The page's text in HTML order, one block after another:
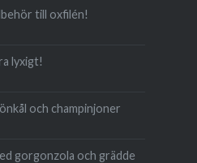
till oxfilén!
lyxigt!
och champinjoner
gorgonzola och grädde